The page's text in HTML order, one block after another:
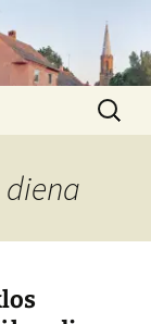
Ieškoti:
diena